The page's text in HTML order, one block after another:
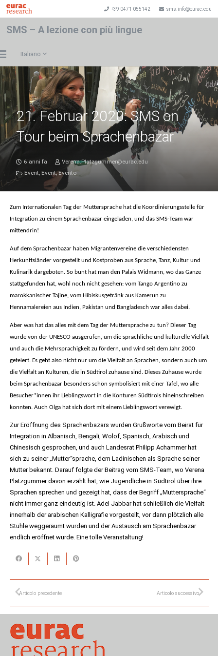
+39 0471 055142 sms.info@eurac.edu
SMS – A lezione con più lingue
Italiano
21. Februar 2020: SMS on
Tour beim Sprachenbazar
6 anni fa
Verena.Platzgummer@eurac.edu
Event,Event,Evento
Zum Internationalen Tag der Muttersprache hat die Koordinierungsstelle für
Integration zu einem Sprachenbazar eingeladen, und das SMS-Team war
mittendrin!
Auf dem Sprachenbazar haben Migrantenvereine die verschiedensten
Herkunftsländer vorgestellt und Kostproben aus Sprache, Tanz, Kultur und
Kulinarik dargeboten. So bunt hat man den Palais Widmann, wo das Ganze
stattgefunden hat, wohl noch nicht gesehen: vom Tango Argentino zu
marokkanischer Tajine, vom Hibiskusgetränk aus Kamerun zu
Hennamalereien aus Indien, Pakistan und Bangladesch war alles dabei.
Aber was hat das alles mit dem Tag der Muttersprache zu tun? Dieser Tag
wurde von der UNESCO ausgerufen, um die sprachliche und kulturelle Vielfalt
und auch die Mehrsprachigkeit zu fördern, und wird seit dem Jahr 2000
gefeiert. Es geht also nicht nur um die Vielfalt an Sprachen, sondern auch um
die Vielfalt an Kulturen, die in Südtirol zuhause sind. Dieses Zuhause wurde
beim Sprachenbazar besonders schön symbolisiert mit einer Tafel, wo alle
Besucher*innen ihr Lieblingswort in die Konturen Südtirols hineinschreiben
konnten. Auch Olga hat sich dort mit einem Lieblingswort verewigt.
Zur Eröffnung des Sprachenbazars wurden Grußworte vom Beirat für
Integration in Albanisch, Bengali, Wolof, Spanisch, Arabisch und
Chinesisch gesprochen, und auch Landesrat Philipp Achammer hat
sich zu seiner „Mutter“sprache, dem Ladinischen als Sprache seiner
Mutter bekannt. Darauf folgte der Beitrag vom SMS-Team, wo Verena
Platzgummer davon erzählt hat, wie Jugendliche in Südtirol über ihre
Sprachen sprechen und gezeigt hat, dass der Begriff „Muttersprache“
nicht immer ganz eindeutig ist. Adel Jabbar hat schließlich die Vielfalt
innerhalb der arabischen Kalligrafie vorgestellt, vor dann plötzlich alle
Stühle weggeräumt wurden und der Austausch am Sprachenbazar
endlich eröffnet wurde. Eine tolle Veranstaltung!
Articolo precedente Articolo successivo